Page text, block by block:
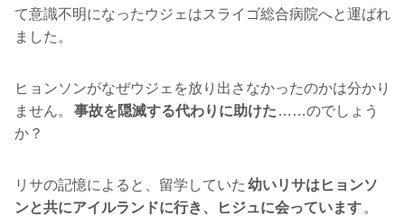
て意識不明になったウジェはスライゴ総合病院へと運ばれ
ました。
ヒョンソンがなぜウジェを放り出さなかったのかは分かり
ません。
事故を隠滅する代わりに助けた ……のでしょう
か？
リサの記憶によると、留学していた 幼いリサはヒョンソ
ンと共にアイルランドに行き、ヒジュに会っています 。